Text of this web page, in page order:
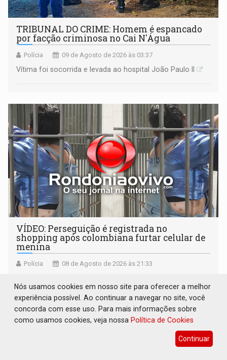
TRIBUNAL DO CRIME: Homem é espancado
por facção criminosa no Cai N'Água
Polícia 09 de Agosto de 2026 às 03:37
Vítima foi socorrida e levada ao hospital João Paulo II
VÍDEO: Perseguição é registrada no
shopping após colombiana furtar celular de
menina
Polícia 08 de Agosto de 2026 às 21:33
localizada nos fundos do shopping
Nós usamos cookies em nosso site para oferecer a melhor
experiência possível. Ao continuar a navegar no site, você
concorda com esse uso. Para mais informações sobre
como usamos cookies, veja nossa Política de Cookies
Continuar